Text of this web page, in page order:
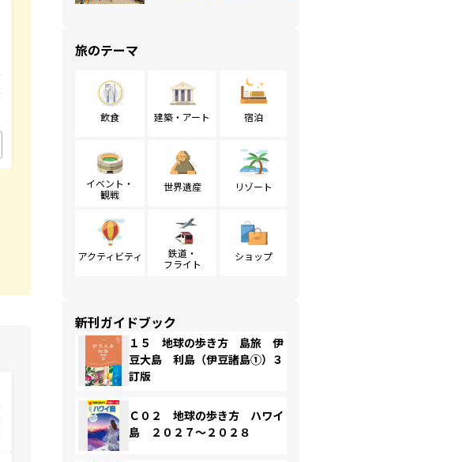
旅のテーマ
飲食 建築・アート 宿泊
イベント・
観戦
世界遺産 リゾート
アクティビティ
鉄道・
フライト
ショップ
新刊ガイドブック
１５ 地球の歩き方 島旅 伊
豆大島 利島（伊豆諸島①）３
訂版
Ｃ０２ 地球の歩き方 ハワイ
島 ２０２７～２０２８